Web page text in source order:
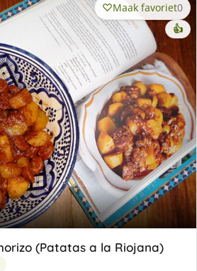
Maak favoriet0
👍
(Patatas a la Riojana)